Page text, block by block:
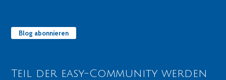
Blog abonnieren
Teil der easy-Community werden